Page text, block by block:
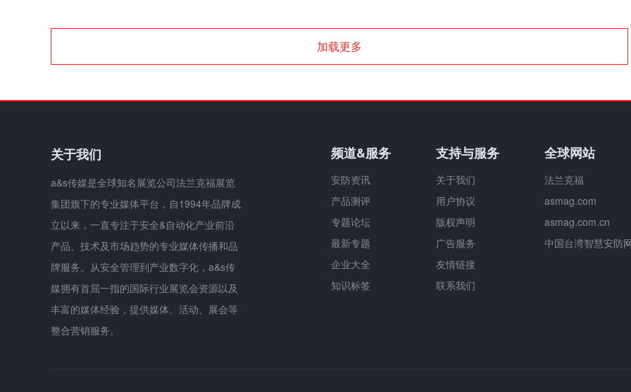
加载更多
关于我们
a&s传媒是全球知名展览公司法兰克福展览
集团旗下的专业媒体平台，自1994年品牌成
立以来，一直专注于安全&自动化产业前沿
产品、技术及市场趋势的专业媒体传播和品
牌服务。从安全管理到产业数字化，a&s传
媒拥有首屈一指的国际行业展览会资源以及
丰富的媒体经验，提供媒体、活动、展会等
整合营销服务。
频道&服务
安防资讯
产品测评
专题论坛
最新专题
企业大全
知识标签
支持与服务
关于我们
用户协议
版权声明
广告服务
友情链接
联系我们
全球网站
法兰克福
asmag.com
asmag.com.cn
中国台湾智慧安防